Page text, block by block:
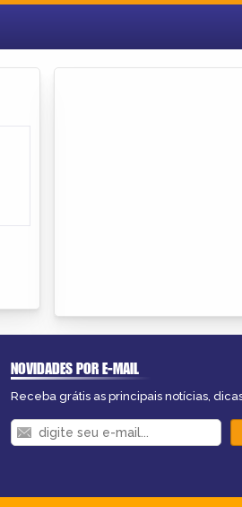
NOVIDADES POR E-MAIL
Receba grátis as principais notícias,